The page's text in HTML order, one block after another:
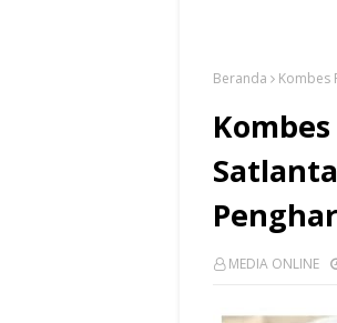
Beranda Kombes
MEDIA ONLINE